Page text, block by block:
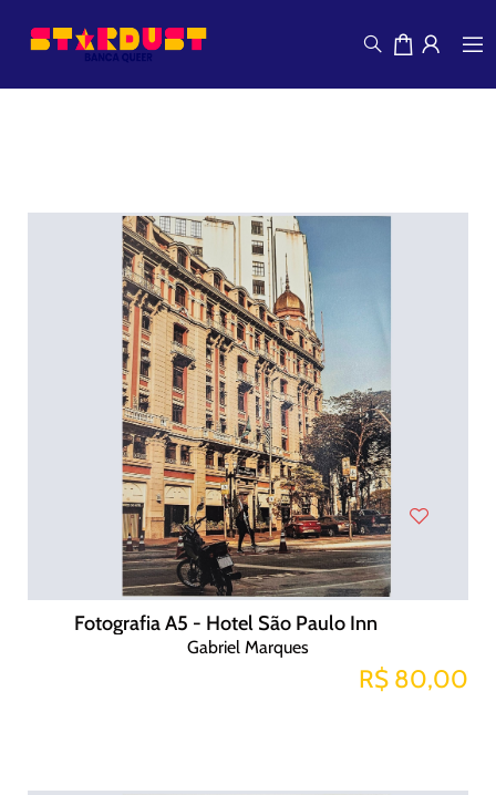
Gabriel Marques
Fotografia A5 - Hotel São Paulo Inn
Gabriel Marques
R$ 80,00